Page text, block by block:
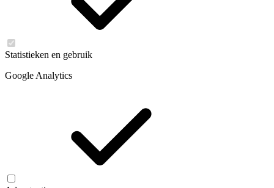
Statistieken en gebruik
Google Analytics